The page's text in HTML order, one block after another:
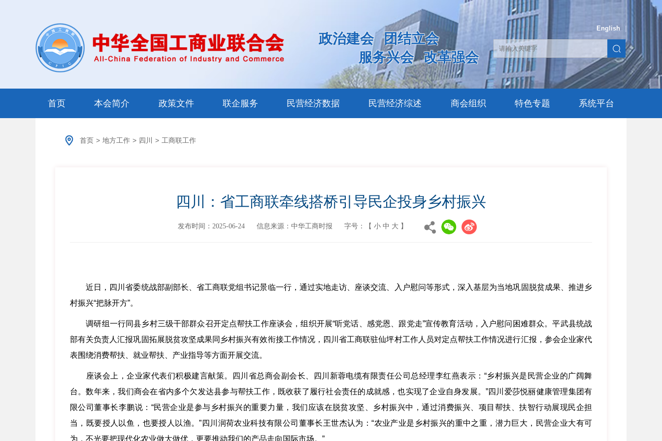
政治建会 团结立会
服务兴会 改革强会
English
首页 本会简介 政策文件 联企服务 民营经济数据 民营经济综述 商会组织 特色专题 系统平台
首页 > 地方工作 > 四川 > 工商联工作
四川：省工商联牵线搭桥引导民企投身乡村振兴
发布时间：2025-06-24 信息来源：中华工商时报 字号：【 小 中 大 】
近日，四川省委统战部副部长、省工商联党组书记景临一行，通过实地走访、座谈交流、入户慰问等形式，深入基层为当地巩固脱贫成果、推进乡
村振兴“把脉开方”。
调研组一行同县乡村三级干部群众召开定点帮扶工作座谈会，组织开展“听党话、感党恩、跟党走”宣传教育活动，入户慰问困难群众。平武县统战
部有关负责人汇报巩固拓展脱贫攻坚成果同乡村振兴有效衔接工作情况，四川省工商联驻仙坪村工作人员对定点帮扶工作情况进行汇报，参会企业家代
表围绕消费帮扶、就业帮扶、产业指导等方面开展交流。
座谈会上，企业家代表们积极建言献策。四川省总商会副会长、四川新蓉电缆有限责任公司总经理李红燕表示：“乡村振兴是民营企业的广阔舞
台。数年来，我们商会在省内多个欠发达县参与帮扶工作，既收获了履行社会责任的成就感，也实现了企业自身发展。”四川爱莎悦丽健康管理集团有
限公司董事长李鹏说：“民营企业是参与乡村振兴的重要力量，我们应该在脱贫攻坚、乡村振兴中，通过消费振兴、项目帮扶、扶智行动展现民企担
当，既要授人以鱼，也要授人以渔。”四川润荷农业科技有限公司董事长王世杰认为：“农业产业是乡村振兴的重中之重，潜力巨大，民营企业大有可
为，不光要把现代化农业做大做优，更要推动我们的产品走向国际市场。”